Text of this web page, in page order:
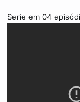
Serie em 04